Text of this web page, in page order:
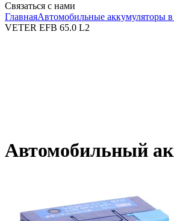
Связаться с нами
ГлавнаяАвтомобильные аккумуляторы
VETER EFB 65.0 L2
Автомобильный